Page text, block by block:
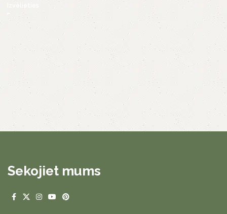
Izvēlieties
Sekojiet mums